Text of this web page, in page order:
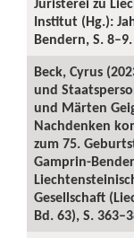
Institut (Hg.):
Bendern, S. 8–9.
Beck, Cyrus
und
und Märten
Nachdenken
zum 75.
Gamprin-
Gesellschaft
Bd. 63), S.